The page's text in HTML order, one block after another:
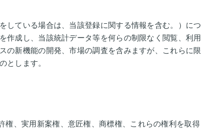
している場合は、当該登録に関する情報を含む。）につ
作成し、当該統計データ等を何らの制限なく閲覧、利用
の新機能の開発、市場の調査を含みますが、これらに限
とします。
、実用新案権、意匠権、商標権、これらの権利を取得